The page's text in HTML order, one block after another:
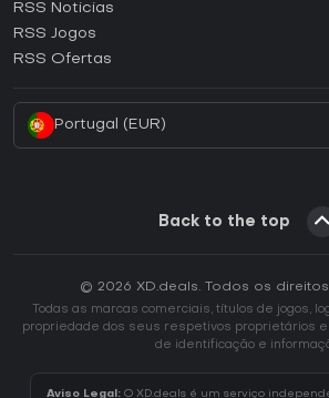
Como ativar uma CD Key Ubisoft
RSS Noticias
RSS Jogos
RSS Ofertas
Portugal (EUR)
Back to the top
© 2026 XD.deals. Todos os
Todas as marcas comerciais, títulos de jogos,
propriedade dos seus respetivos proprietários
de identificação e
Aviso Legal: O XD.deals é um serviço